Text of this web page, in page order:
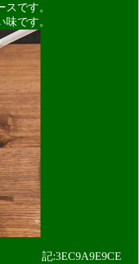
です。
です。
記:3EC9A9E9CE